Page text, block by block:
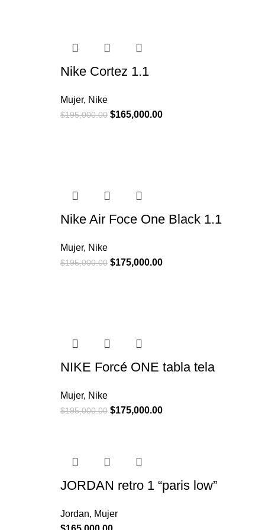
Nike Cortez 1.1
Mujer, Nike
$195,000.00 $165,000.00
Nike Air Foce One Black 1.1
Mujer, Nike
$195,000.00 $175,000.00
NIKE Forcé ONE tabla tela
Mujer, Nike
$195,000.00 $175,000.00
JORDAN retro 1 “paris low”
Jordan, Mujer